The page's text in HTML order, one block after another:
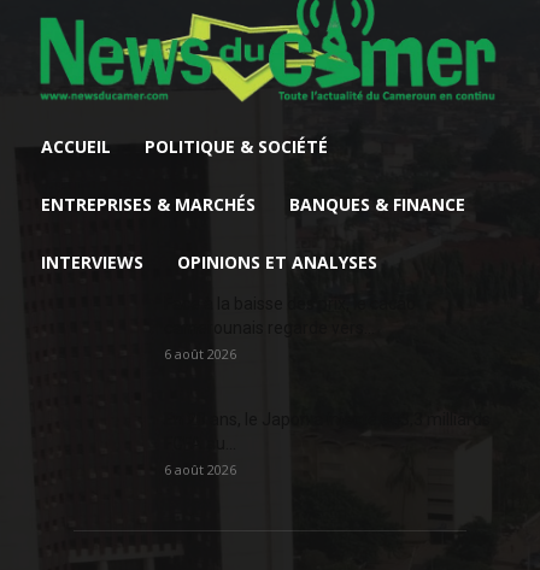
ACCUEIL POLITIQUE & SOCIÉTÉ
ENTREPRISES & MARCHÉS BANQUES & FINANCE
INTERVIEWS OPINIONS ET ANALYSES
6 août 2026
6 août 2026